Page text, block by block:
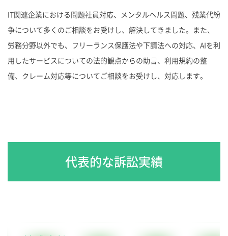
IT関連企業における問題社員対応、メンタルヘルス問題、残業代紛
争について多くのご相談をお受けし、解決してきました。また、
労務分野以外でも、フリーランス保護法や下請法への対応、AIを利
用したサービスについての法的観点からの助言、利用規約の整
備、クレーム対応等についてご相談をお受けし、対応します。
代表的な訴訟実績